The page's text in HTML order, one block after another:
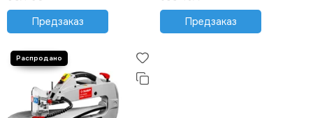
Предзаказ
Предзаказ